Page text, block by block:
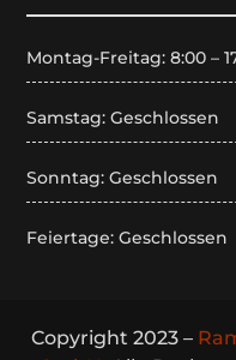
Montag-Freitag: 8:00 –
Samstag: Geschlossen
Sonntag: Geschlossen
Feiertage: Geschlossen
Copyright 2023 –